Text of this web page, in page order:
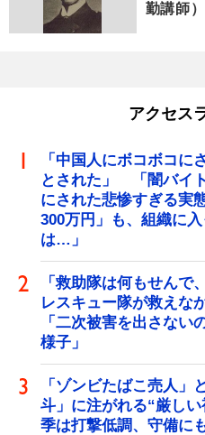
勤講師）
アクセス
「中国人にボコボコに
とされた」 「闇バイ
にされた悲惨すぎる実
300万円」も、組織に
は…」
「救助隊は何もせんで
レスキュー隊が救え
「二次被害を出さない
様子」
「ゾンビたばこ売人」
斗」に注がれる“厳し
季は打撃低調、守備に